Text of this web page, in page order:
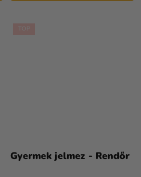
Gyermek jelmez - Rendőr
termék
átlagos